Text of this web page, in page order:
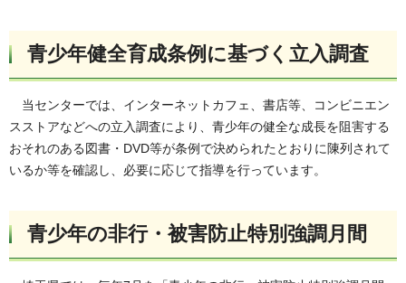
青少年健全育成条例に基づく立入調査
当センターでは、インターネットカフェ、書店等、コンビニエン
スストアなどへの立入調査により、青少年の健全な成長を阻害する
おそれのある図書・DVD等が条例で決められたとおりに陳列されて
いるか等を確認し、必要に応じて指導を行っています。
青少年の非行・被害防止特別強調月間